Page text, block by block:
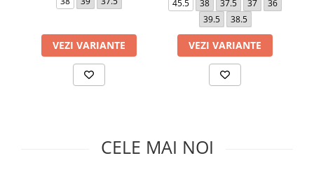
Slapi barbati
Slapi femei
Sandale & Slapi copii
VEZI VARIANTE
45.5
38 37.5 37
36
39.5
38.5
VEZI VARIANTE
CELE MAI NOI